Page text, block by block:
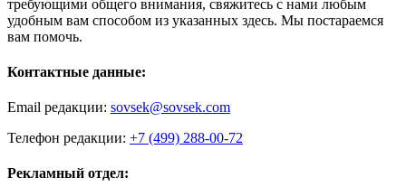
требующими общего внимания, свяжитесь с нами любым
удобным вам способом из указанных здесь. Мы постараемся
вам помочь.
Контактные данные:
Email редакции: sovsek@sovsek.com
Телефон редакции: +7 (499) 288-00-72
Рекламный отдел: